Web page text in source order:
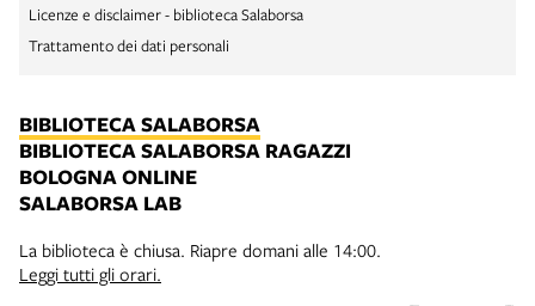
Licenze e disclaimer - biblioteca Salaborsa
Trattamento dei dati personali
BIBLIOTECA SALABORSA
BIBLIOTECA SALABORSA RAGAZZI
BOLOGNA ONLINE
SALABORSA LAB
La biblioteca è chiusa. Riapre domani alle 14:00.
Leggi tutti gli orari.